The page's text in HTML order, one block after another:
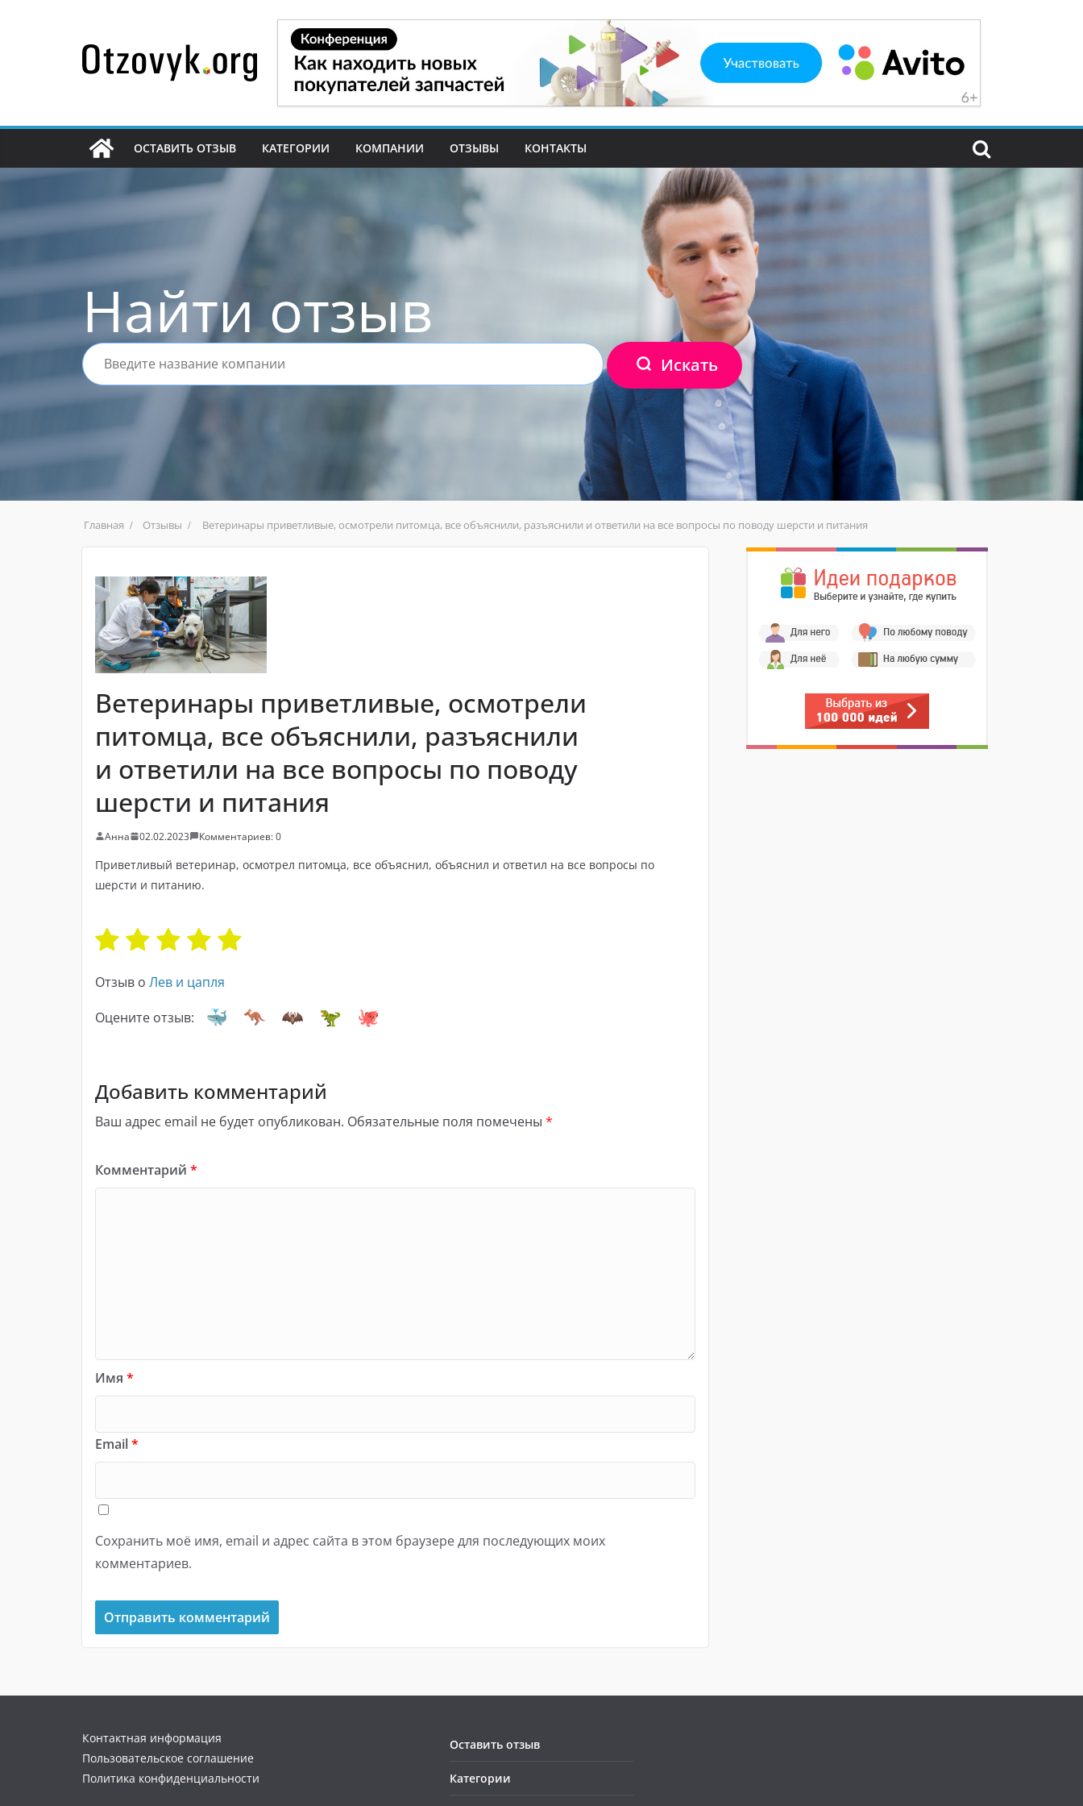
содержимому
ОСТАВИТЬ ОТЗЫВ КАТЕГОРИИ КОМПАНИИ ОТЗЫВЫ КОНТАКТЫ
Найти отзыв
Искать
Главная Отзывы Ветеринары приветливые, осмотрели питомца, все объяснили, разъяснили и ответили на все вопросы по поводу шерсти и питания
Ветеринары приветливые, осмотрели
питомца, все объяснили, разъяснили
и ответили на все вопросы по поводу
шерсти и питания
Анна 02.02.2023 Комментариев: 0
Приветливый ветеринар, осмотрел питомца, все объяснил, объяснил и ответил на все вопросы по
шерсти и питанию.
Отзыв о Лев и цапля
Оцените отзыв:
Добавить комментарий
Ваш адрес email не будет опубликован. Обязательные поля помечены *
Комментарий *
Имя *
Email*
Сохранить моё имя, email и адрес сайта в этом браузере для последующих моих
комментариев.
Контактная информация
Пользовательское соглашение
Политика конфиденциальности
Оставить отзыв
Категории